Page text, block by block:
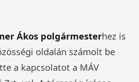
Ákos polgármesterhez is
oldalán számolt be
a kapcsolatot a MÁV